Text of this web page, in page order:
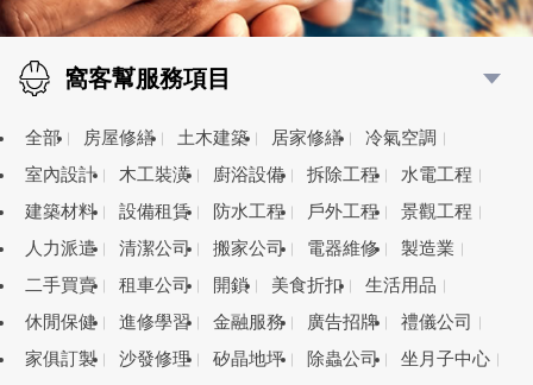
窩客幫服務項目
全部 房屋修繕 土木建築 居家修繕
冷氣空調
室內設計
木工裝潢 廚浴設備 拆除工程
水電工程
建築材料
設備租賃 防水工程 戶外工程
景觀工程
人力派遣
清潔公司 搬家公司 電器維修
製造業
二手買賣
租車公司 開鎖 美食折扣
生活用品
休閒保健
進修學習 金融服務 廣告招牌
禮儀公司
家俱訂製
沙發修理 矽晶地坪 除蟲公司
坐月子中心